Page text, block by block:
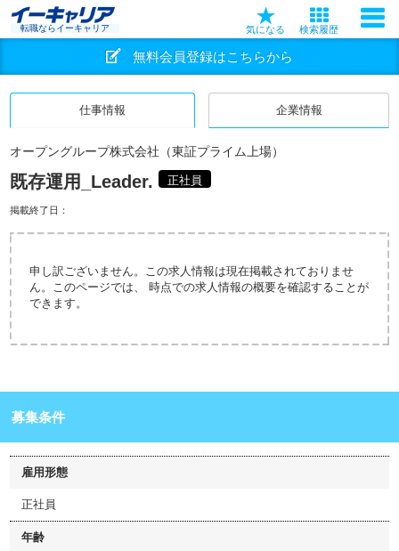
転職ならイーキャリア 気になる 検索履歴
無料会員登録はこちらから
仕事情報 企業情報
オープングループ株式会社（東証プライム上場）
既存運用_Leader. 正社員
掲載終了日：
申し訳ございません。この求人情報は現在掲載されておりませ
ん。このページでは、 時点での求人情報の概要を確認することが
できます。
募集条件
雇用形態
正社員
年齢